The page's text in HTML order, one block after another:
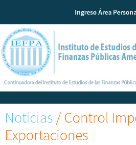
Ingreso Área
Noticias /Control
Exportaciones